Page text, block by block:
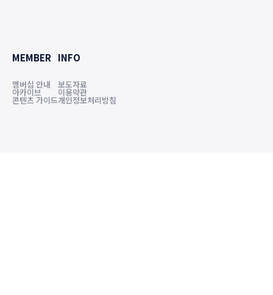
MEMBER
멤버십 안내
아카이브
콘텐츠 가이드
INFO
보도자료
이용약관
개인정보처리방침